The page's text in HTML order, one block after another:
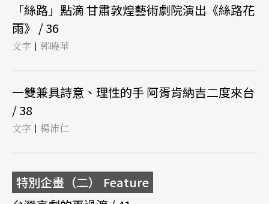
「絲路」點滴 甘肅敦煌藝術劇院演出《絲路花
雨》 / 36
文字 | 郭曉華
一雙兼具詩意、理性的手 阿胥肯納吉二度來台
/ 38
文字 | 楊沛仁
特別企畫（二） Feature